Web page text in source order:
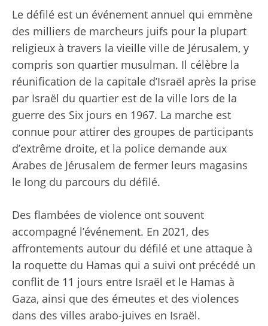
Le défilé est un événement annuel qui emmène
des milliers de marcheurs juifs pour la plupart
religieux à travers la vieille ville de Jérusalem, y
compris son quartier musulman. Il célèbre la
réunification de la capitale d’Israël après la prise
par Israël du quartier est de la ville lors de la
guerre des Six jours en 1967. La marche est
connue pour attirer des groupes de participants
d’extrême droite, et la police demande aux
Arabes de Jérusalem de fermer leurs magasins
le long du parcours du défilé.
Des flambées de violence ont souvent
accompagné l’événement. En 2021, des
affrontements autour du défilé et une attaque à
la roquette du Hamas qui a suivi ont précédé un
conflit de 11 jours entre Israël et le Hamas à
Gaza, ainsi que des émeutes et des violences
dans des villes arabo-juives en Israël.